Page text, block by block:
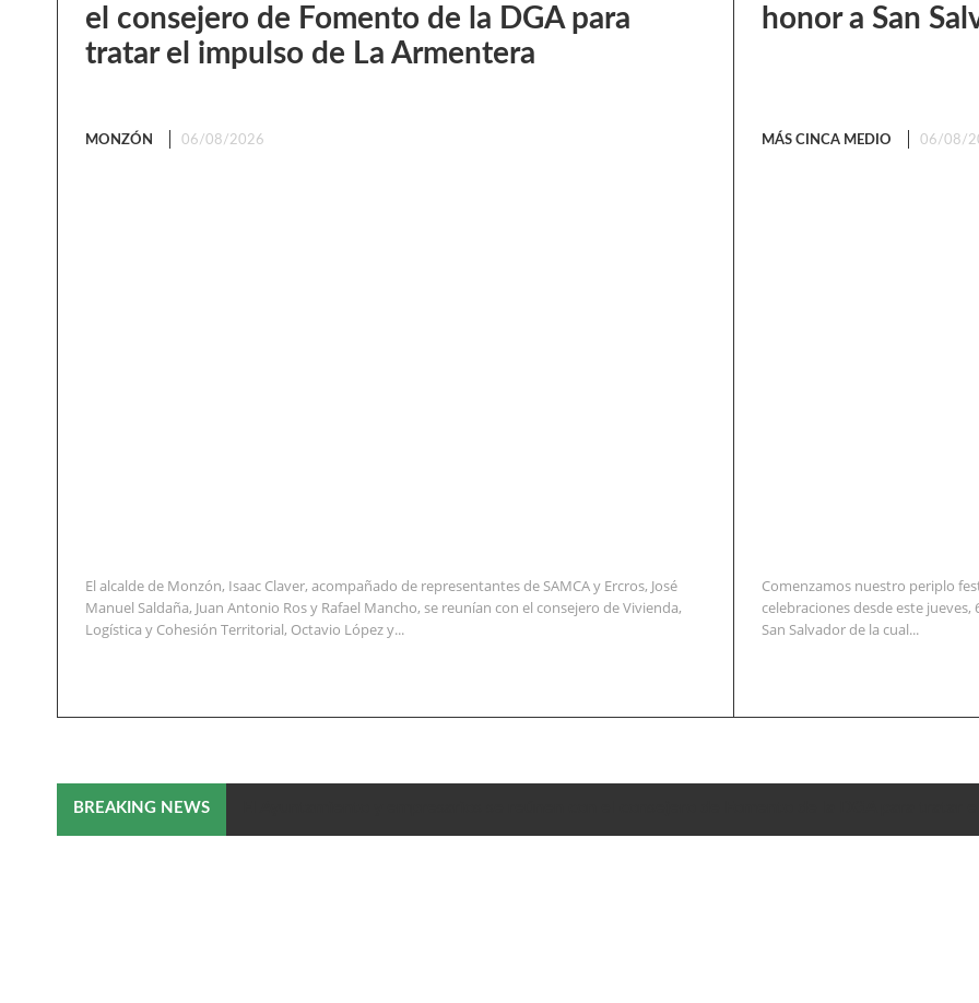
el consejero de Fomento de la DGA para
tratar el impulso de La Armentera
MONZÓN 06/08/2026
El alcalde de Monzón, Isaac Claver, acompañado de representantes de SAMCA y Ercros, José
Manuel Saldaña, Juan Antonio Ros y Rafael Mancho, se reunían con el consejero de Vivienda,
Logística y Cohesión Territorial, Octavio López y...
honor a San
MÁS CINCA MEDIO 06/08/
Comenzamos nuestro periplo
celebraciones desde este
San Salvador de la cual...
BREAKING NEWS